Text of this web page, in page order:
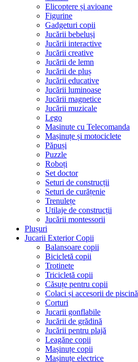
Elicoptere și avioane
Figurine
Gadgeturi copii
Jucării bebeluși
Jucării interactive
Jucării creative
Jucării de lemn
Jucării de pluș
Jucării educative
Jucării luminoase
Jucării magnetice
Jucării muzicale
Lego
Masinute cu Telecomanda
Mașinuțe și motociclete
Păpuși
Puzzle
Roboți
Set doctor
Seturi de construcții
Seturi de curățenie
Trenulețe
Utilaje de construcții
Jucării montessorii
Plușuri
Jucarii Exterior Copii
Balansoare copii
Bicicletă copii
Trotinete
Tricicletă copii
Căsuțe pentru copii
Colaci și accesorii de piscină
Corturi
Jucarii gonflabile
Jucării de grădină
Jucării pentru plajă
Leagăne copii
Mașinuțe copii
Mașinuțe electrice